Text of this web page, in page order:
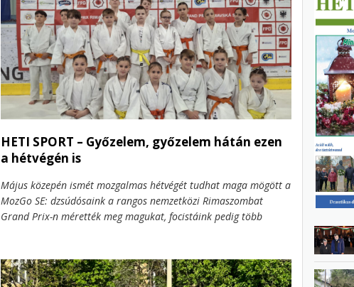
HETI SPORT – Győzelem, győzelem hátán ezen
a hétvégén is
Május közepén ismét mozgalmas hétvégét tudhat maga mögött a
MozGo SE: dzsúdósaink a rangos nemzetközi Rimaszombat
Grand Prix-n mérették meg magukat, focistáink pedig több
küzdelmes döntetlenek is. A lelkesedés, kitartás és sportszellem
azonban mindvégig közös volt!